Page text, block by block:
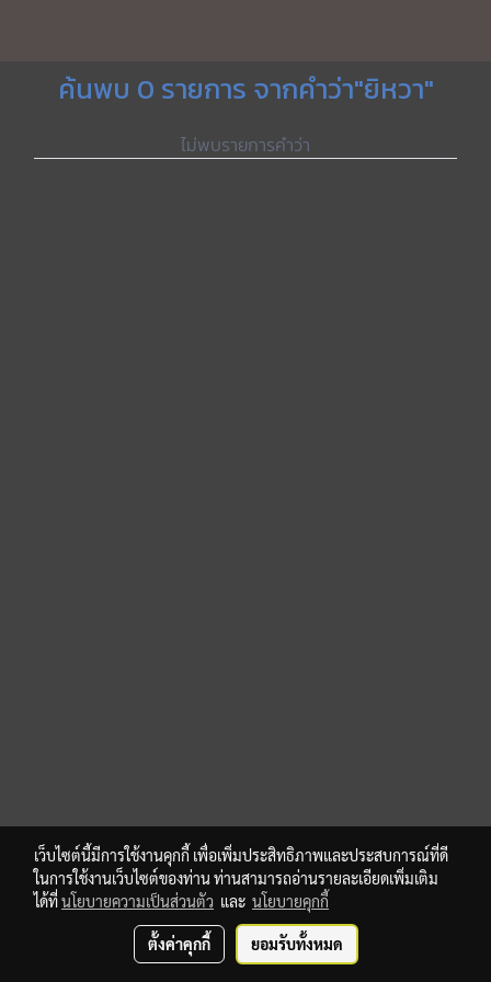
ค้นพบ 0 รายการ จากคำว่า"ยิหวา"
ไม่พบรายการคำว่า
เว็บไซต์นี้มีการใช้งานคุกกี้ เพื่อเพิ่มประสิทธิภาพและประสบการณ์ที่ดี
ในการใช้งานเว็บไซต์ของท่าน ท่านสามารถอ่านรายละเอียดเพิ่มเติม
ได้ที่นโยบายความเป็นส่วนตัว และ นโยบายคุกกี้
ตั้งค่าคุกกี้ ยอมรับทั้งหมด